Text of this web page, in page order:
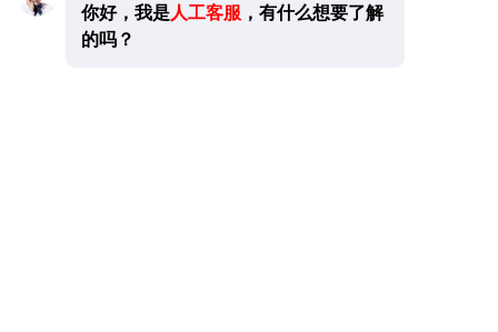
你好，我是人工客服 ，有什么想要了解
的吗？